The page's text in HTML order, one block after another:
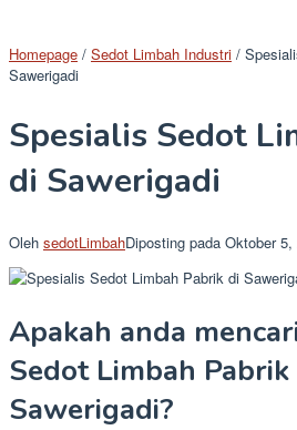
Homepage / Sedot Limbah Industri /
Sawerigadi
Spesialis Sedot
di Sawerigadi
Oleh sedotLimbahDiposting pada Oktober 5,
Apakah anda
Sedot Limbah Pabrik
Sawerigadi?